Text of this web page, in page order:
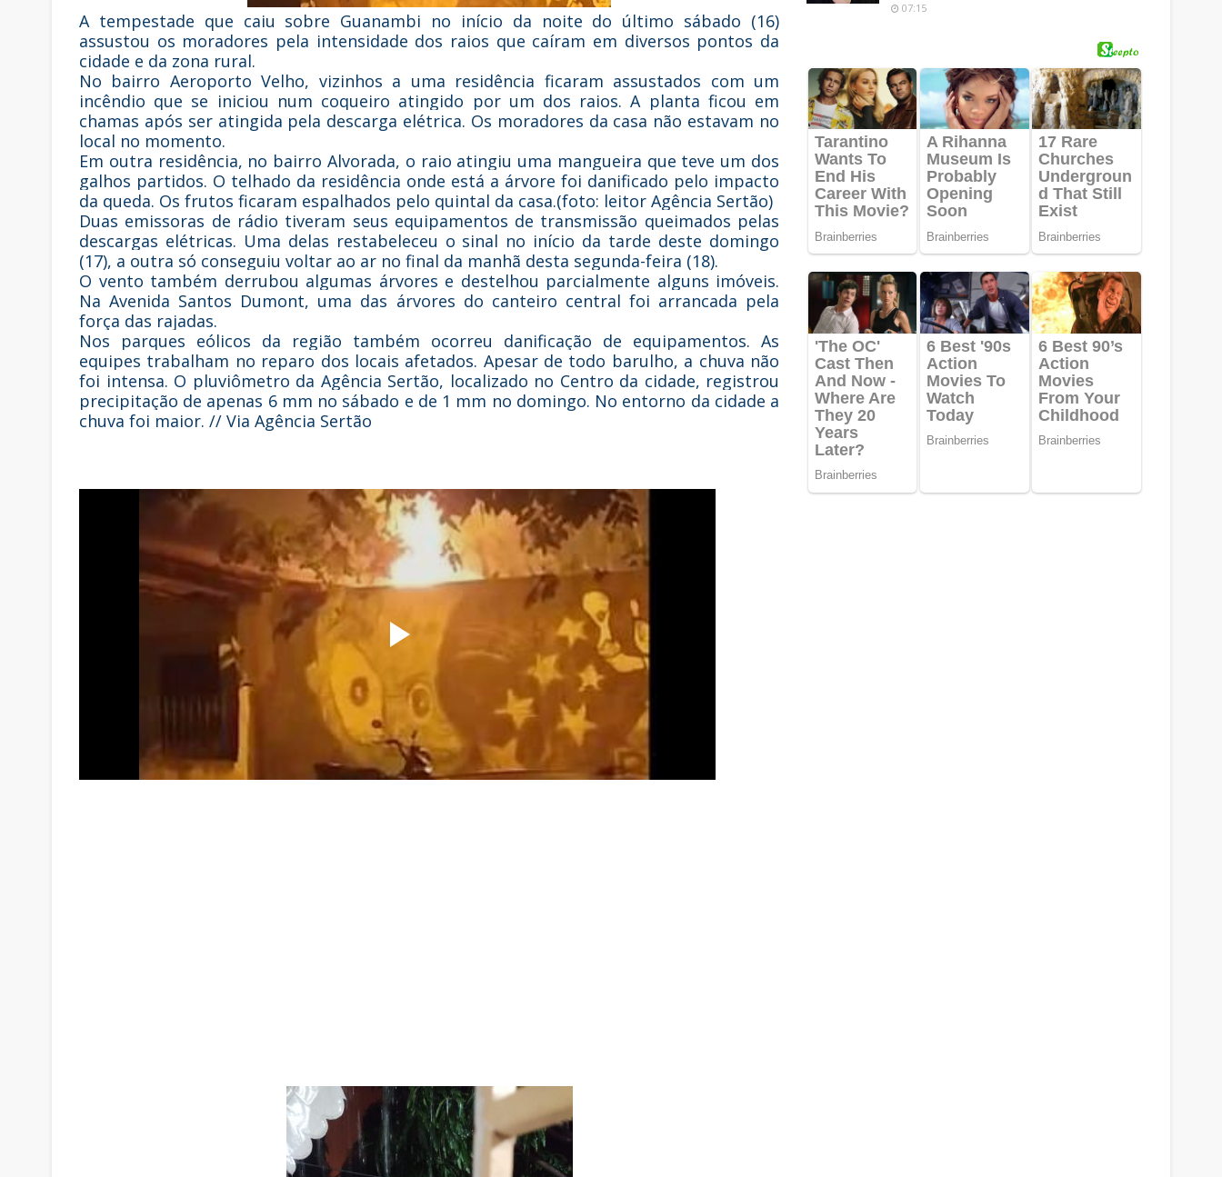
A tempestade que caiu sobre Guanambi no início da noite do último sábado (16)
assustou os moradores pela intensidade dos raios que caíram em diversos pontos da
cidade e da zona rural.
No bairro Aeroporto Velho, vizinhos a uma residência ficaram assustados com um
incêndio que se iniciou num coqueiro atingido por um dos raios. A planta ficou em
chamas após ser atingida pela descarga elétrica. Os moradores da casa não estavam no
local no momento.
Em outra residência, no bairro Alvorada, o raio atingiu uma mangueira que teve um dos
galhos partidos. O telhado da residência onde está a árvore foi danificado pelo impacto
da queda. Os frutos ficaram espalhados pelo quintal da casa.(foto: leitor Agência Sertão)
Duas emissoras de rádio tiveram seus equipamentos de transmissão queimados pelas
descargas elétricas. Uma delas restabeleceu o sinal no início da tarde deste domingo
(17), a outra só conseguiu voltar ao ar no final da manhã desta segunda-feira (18).
O vento também derrubou algumas árvores e destelhou parcialmente alguns imóveis.
Na Avenida Santos Dumont, uma das árvores do canteiro central foi arrancada pela
força das rajadas.
Nos parques eólicos da região também ocorreu danificação de equipamentos. As
equipes trabalham no reparo dos locais afetados. Apesar de todo barulho, a chuva não
foi intensa. O pluviômetro da Agência Sertão, localizado no Centro da cidade, registrou
precipitação de apenas 6 mm no sábado e de 1 mm no domingo. No entorno da cidade a
chuva foi maior. // Via Agência Sertão
07:15